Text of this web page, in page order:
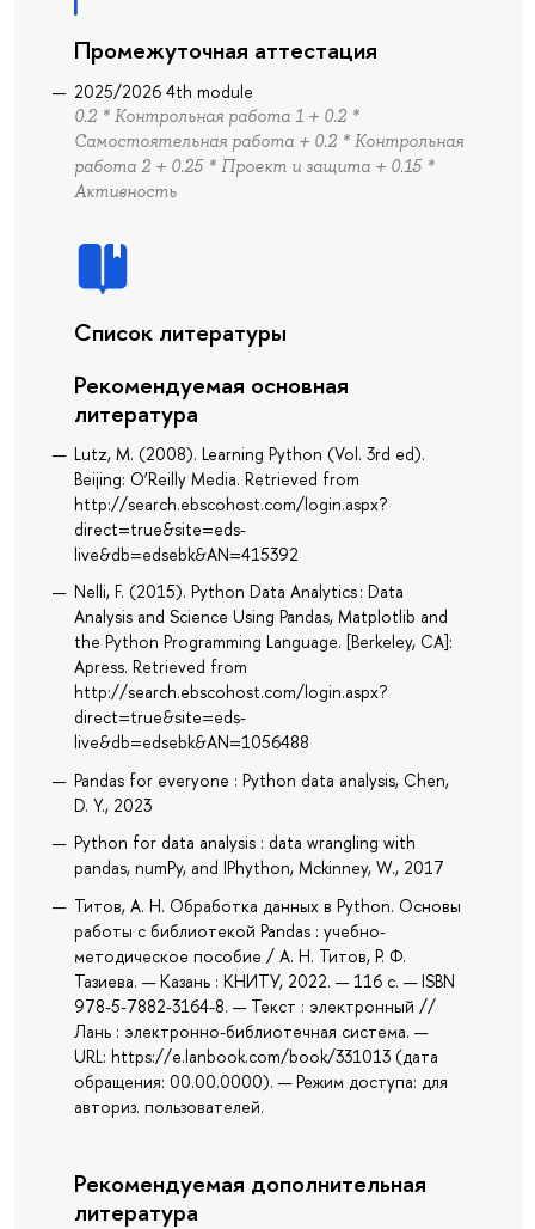
Промежуточная аттестация
2025/2026 4th module
0.2 * Контрольная работа 1 + 0.2 *
Самостоятельная работа + 0.2 * Контрольная
работа 2 + 0.25 * Проект и защита + 0.15 *
Активность
Список литературы
Рекомендуемая основная
литература
Lutz, M. (2008). Learning Python (Vol. 3rd ed).
Beijing: O’Reilly Media. Retrieved from
http://search.ebscohost.com/login.aspx?
direct=true&site=eds-
live&db=edsebk&AN=415392
Nelli, F. (2015). Python Data Analytics : Data
Analysis and Science Using Pandas, Matplotlib and
the Python Programming Language. [Berkeley, CA]:
Apress. Retrieved from
http://search.ebscohost.com/login.aspx?
direct=true&site=eds-
live&db=edsebk&AN=1056488
Pandas for everyone : Python data analysis, Chen,
D. Y., 2023
Python for data analysis : data wrangling with
pandas, numPy, and IPhython, Mckinney, W., 2017
Титов, А. Н. Обработка данных в Python. Основы
работы с библиотекой Pandas : учебно-
методическое пособие / А. Н. Титов, Р. Ф.
Тазиева. — Казань : КНИТУ, 2022. — 116 с. — ISBN
978-5-7882-3164-8. — Текст : электронный //
Лань : электронно-библиотечная система. —
URL: https://e.lanbook.com/book/331013 (дата
обращения: 00.00.0000). — Режим доступа: для
авториз. пользователей.
Рекомендуемая дополнительная
литература